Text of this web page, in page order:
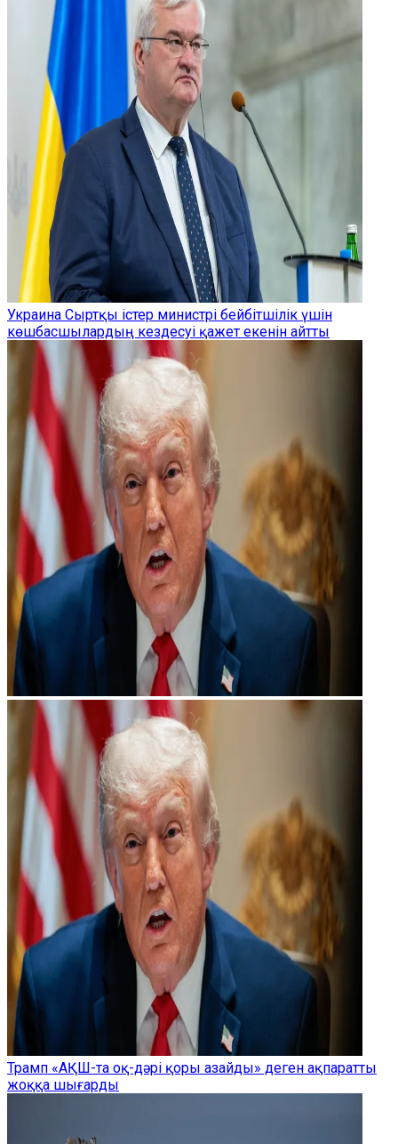
Украина Сыртқы істер министрі бейбітшілік үшін
көшбасшылардың кездесуі қажет екенін айтты
Трамп «АҚШ-та оқ-дәрі қоры азайды» деген ақпаратты
жоққа шығарды